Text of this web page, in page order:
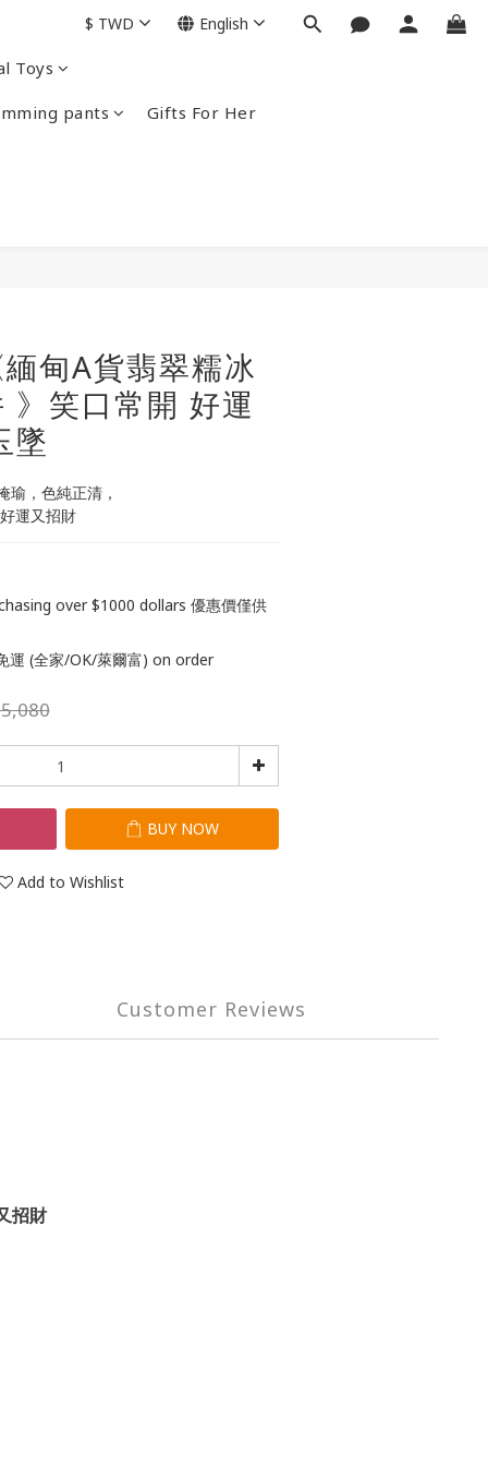
Toys
pants Gifts For Her
$ TWD English
甸A貨翡翠糯冰
》笑口常開 好運
墜
瑜，色純正清，
運又招財
over $1000 dollars 優惠價僅供
運 (全家/OK/萊爾富) on order
BUY NOW
Add to Wishlist
Customer Reviews
招財